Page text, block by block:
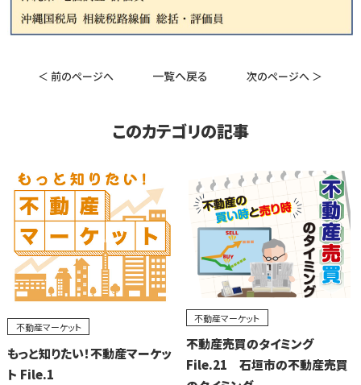
＜ 前のページへ 一覧へ戻る 次のページへ ＞
このカテゴリの記事
不動産マーケット
もっと知りたい！不動産マーケッ
ト File.1
不動産マーケット
不動産売買のタイミング
File.21 石垣市の不動産売買